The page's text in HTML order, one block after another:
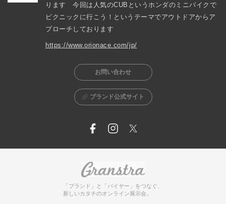
ります　今回は人気のCUBというホンダのミニバイクで
ピクニックに行こう！というテーマでアウトドアからア
プローチしております
https://www.orionace.com/jp/
お問い合わせ
ブランド公式サイト
「ブランド」と「バイヤー」をつなぐ、
新しいカタチのオンライン展示会。